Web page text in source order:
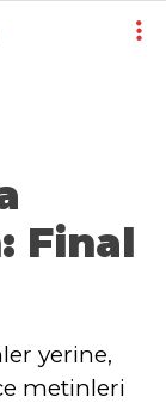
Final
yerine,
metinleri